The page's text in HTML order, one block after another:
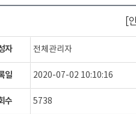
[
자 전체관리자
일 2020-07-02 10:10:16
수 5738